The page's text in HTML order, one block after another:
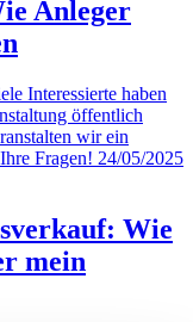
Anleger
Interessierte haben
öffentlich
wir ein
Fragen! 24/05/2025
Wie
mein